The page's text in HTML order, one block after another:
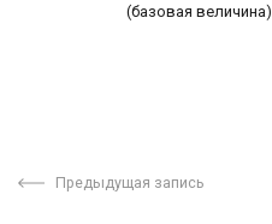
(базовая величина)
Предыдущая запись